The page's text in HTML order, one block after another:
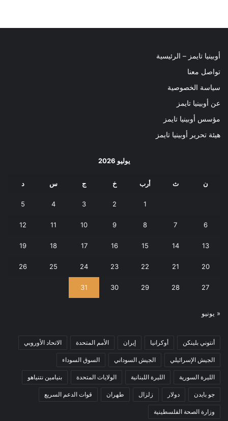
أوبينيا تايمز – الرئيسية
تواصل معنا
سياسة الخصوصية
عن أوبينيا تايمز
مؤسس أوبينيا تايمز
هيئة تحرير أوبينيا تايمز
يوليو 2026
ن ث أرب خ ج س د
1
2
3
4
5
6
7
8
9
10
11
12
13
14
15
16
17
18
19
20
21
22
23
24
25
26
27
28
29
30
31
« يونيو
أنتوني بلينكن أوكرانيا إيران الأمم المتحدة الاتحاد الأوروبي
الجيش الإسرائيلي الجيش السوداني السوق السوداء
الليرة السورية الليرة اللبنانية الولايات المتحدة بنيامين نتنياهو
جو بايدن دولار زلزال طهران قوات الدعم السريع
وزارة الصحة الفلسطينية